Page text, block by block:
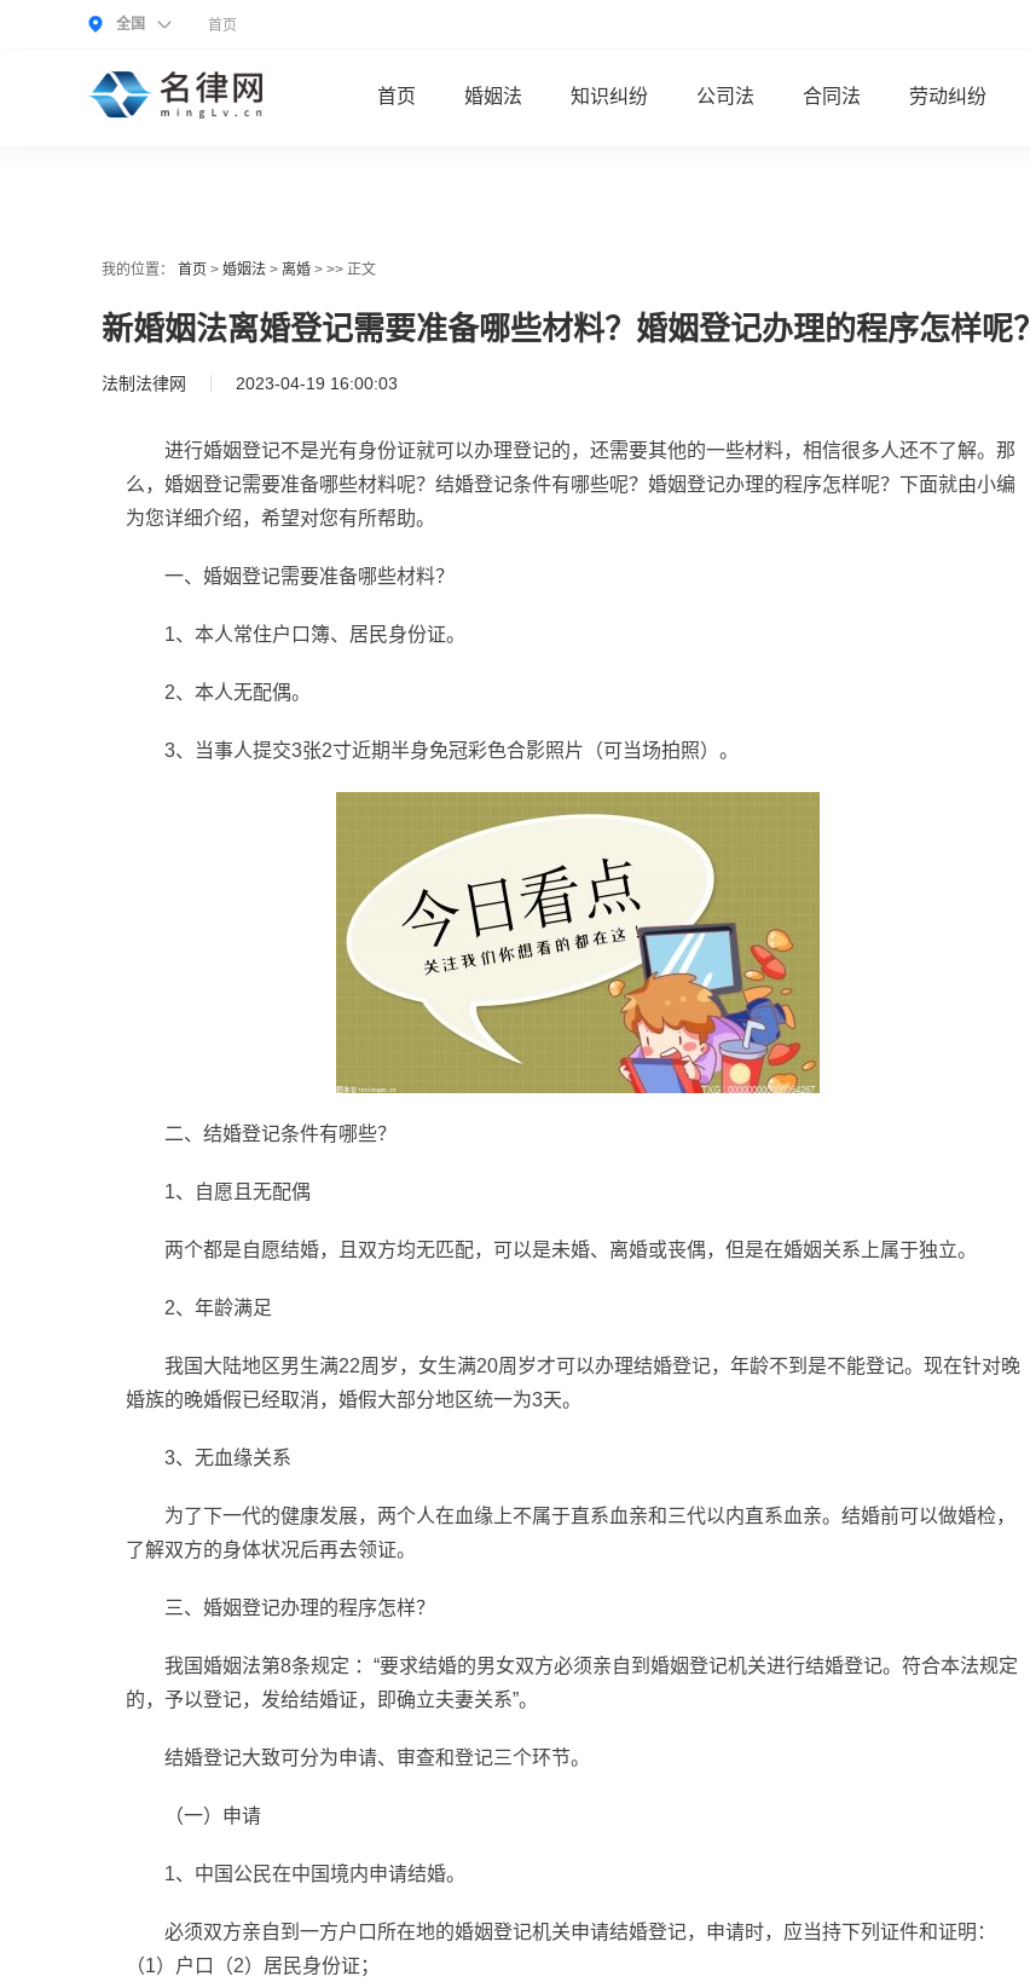
全国 首页
首页 婚姻法 知识纠纷 公司法 合同法 劳动纠纷
我的位置： 首页 > 婚姻法 > 离婚 > >> 正文
新婚姻法离婚登记需要准备哪些材料？婚姻登记办理的程序怎样呢？
法制法律网 2023-04-19 16:00:03
进行婚姻登记不是光有身份证就可以办理登记的，还需要其他的一些材料，相信很多人还不了解。那
么，婚姻登记需要准备哪些材料呢？结婚登记条件有哪些呢？婚姻登记办理的程序怎样呢？下面就由小编
为您详细介绍，希望对您有所帮助。
一、婚姻登记需要准备哪些材料？
1、本人常住户口簿、居民身份证。
2、本人无配偶。
3、当事人提交3张2寸近期半身免冠彩色合影照片（可当场拍照）。
二、结婚登记条件有哪些？
1、自愿且无配偶
两个都是自愿结婚，且双方均无匹配，可以是未婚、离婚或丧偶，但是在婚姻关系上属于独立。
2、年龄满足
我国大陆地区男生满22周岁，女生满20周岁才可以办理结婚登记，年龄不到是不能登记。现在针对晚
婚族的晚婚假已经取消，婚假大部分地区统一为3天。
3、无血缘关系
为了下一代的健康发展，两个人在血缘上不属于直系血亲和三代以内直系血亲。结婚前可以做婚检，
了解双方的身体状况后再去领证。
三、婚姻登记办理的程序怎样？
我国婚姻法第8条规定 ：“要求结婚的男女双方必须亲自到婚姻登记机关进行结婚登记。符合本法规定
的，予以登记，发给结婚证，即确立夫妻关系”。
结婚登记大致可分为申请、审查和登记三个环节。
（一）申请
1、中国公民在中国境内申请结婚。
必须双方亲自到一方户口所在地的婚姻登记机关申请结婚登记，申请时，应当持下列证件和证明：
（1）户口（2）居民身份证；